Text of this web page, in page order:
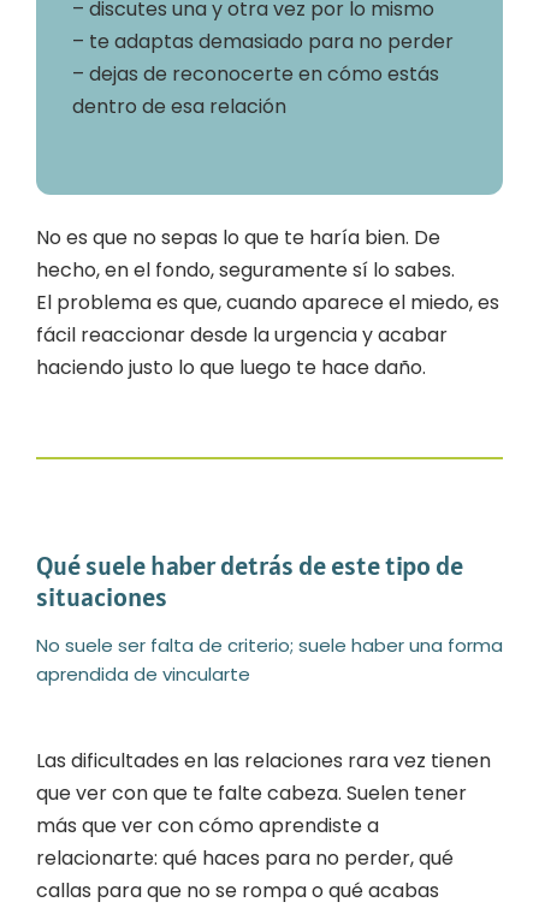
– discutes una y otra vez por lo mismo
– te adaptas demasiado para no perder
– dejas de reconocerte en cómo estás
dentro de esa relación
No es que no sepas lo que te haría bien. De
hecho, en el fondo, seguramente sí lo sabes.
El problema es que, cuando aparece el miedo, es
fácil reaccionar desde la urgencia y acabar
haciendo justo lo que luego te hace daño.
Qué suele haber detrás de este tipo de
situaciones
No suele ser falta de criterio; suele haber una forma
aprendida de vincularte
Las dificultades en las relaciones rara vez tienen
que ver con que te falte cabeza. Suelen tener
más que ver con cómo aprendiste a
relacionarte: qué haces para no perder, qué
callas para que no se rompa o qué acabas